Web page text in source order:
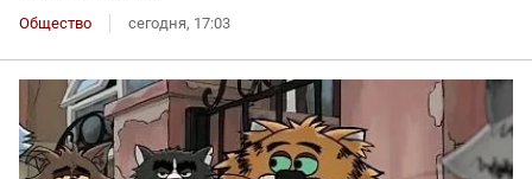
Общество сегодня, 17:03